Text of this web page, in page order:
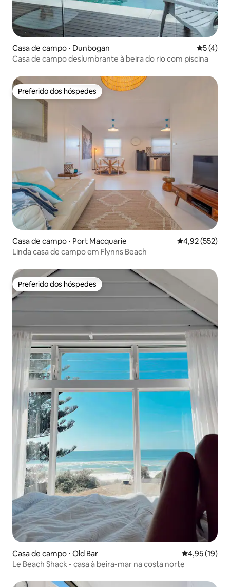
Casa de campo ⋅ Dunbogan 5 de
5 (4)
Casa de campo deslumbrante à beira do rio com piscina
Preferido dos hóspedes
Preferido dos hóspedes
Casa de campo ⋅ Port Macquarie 4,92 de uma
4,92 (552)
Linda casa de campo em Flynns Beach
Preferido dos hóspedes
Preferido dos hóspedes
Casa de campo ⋅ Old Bar 4,95 de uma
4,95 (19)
Le Beach Shack - casa à beira-mar na costa norte